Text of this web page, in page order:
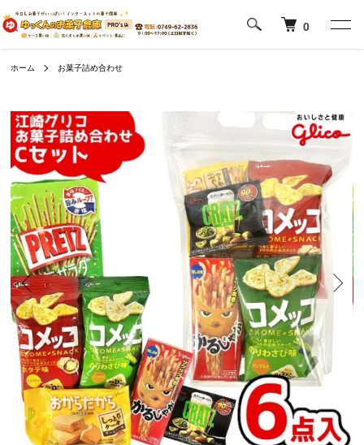
0
ホーム お菓子詰め合わせ